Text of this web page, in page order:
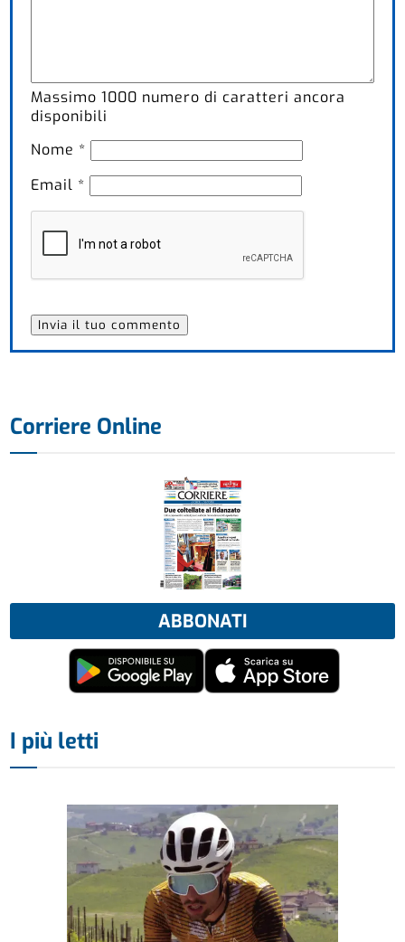
Massimo1000 numero di caratteri ancora
disponibili
Nome *
Email *
Corriere Online
ABBONATI
I più letti